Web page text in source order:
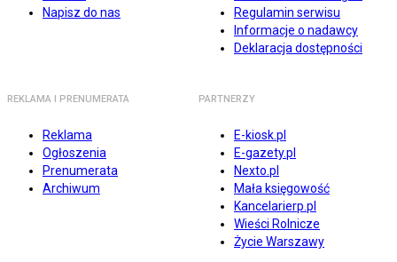
Napisz do nas
Regulamin serwisu
Informacje o nadawcy
Deklaracja dostępności
REKLAMA I PRENUMERATA
Reklama
Ogłoszenia
Prenumerata
Archiwum
PARTNERZY
E-kiosk.pl
E-gazety.pl
Nexto.pl
Mała księgowość
Kancelarierp.pl
Wieści Rolnicze
Życie Warszawy